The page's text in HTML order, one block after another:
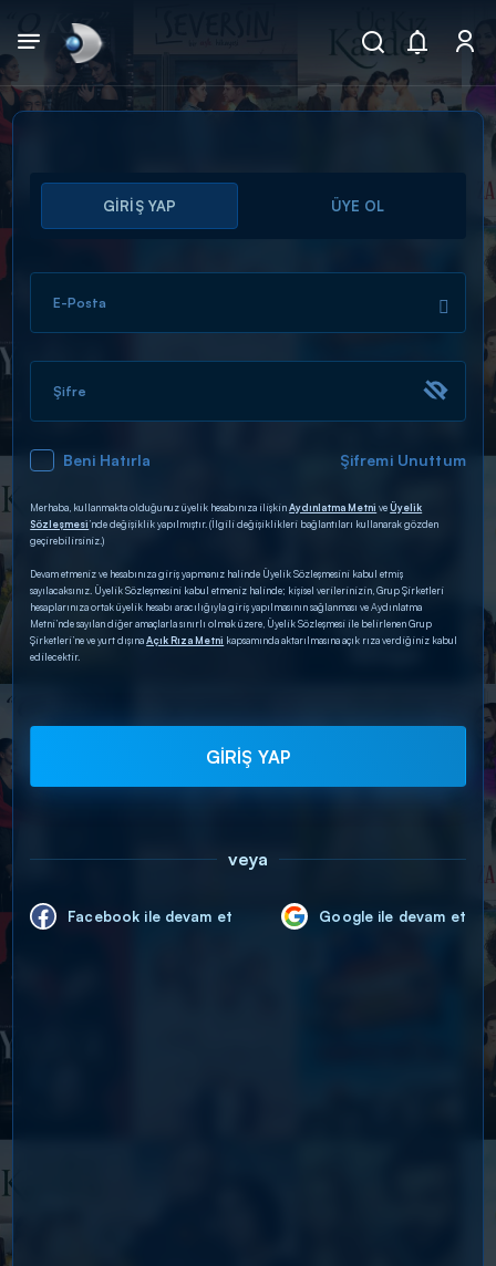
Arama
ARAMA SONUÇLARI
DİĞER SONUÇLAR
GİRİŞ YAP ÜYE OL
E-Posta
Şifre
Beni Hatırla Şifremi Unuttum
Merhaba, kullanmakta olduğunuz üyelik hesabınıza ilişkinAydınlatma Metni veÜyelik
Sözleşmesi’nde değişiklik yapılmıştır. (İlgili değişiklikleri bağlantıları kullanarak gözden
geçirebilirsiniz.)
Devam etmeniz ve hesabınıza giriş yapmanız halinde Üyelik Sözleşmesini kabul etmiş
sayılacaksınız. Üyelik Sözleşmesini kabul etmeniz halinde; kişisel verilerinizin, Grup Şirketleri
hesaplarınıza ortak üyelik hesabı aracılığıyla giriş yapılmasının sağlanması ve Aydınlatma
Metni’nde sayılan diğer amaçlarla sınırlı olmak üzere, Üyelik Sözleşmesi ile belirlenen Grup
Şirketleri’ne ve yurt dışınaAçık Rıza Metni kapsamında aktarılmasına açık rıza verdiğiniz kabul
edilecektir.
GİRİŞ YAP
veya
Facebook ile devam et Google ile devam et